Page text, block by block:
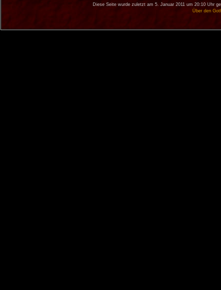
Diese Seite wurde zuletzt am 5. Januar 2011 um 20:10 Uhr
Über den